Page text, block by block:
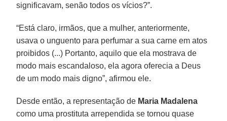
significavam, senão todos os vícios?”.
“Está claro, irmãos, que a mulher, anteriormente,
usava o unguento para perfumar a sua carne em atos
proibidos (...) Portanto, aquilo que ela mostrava de
modo mais escandaloso, ela agora oferecia a Deus
de um modo mais digno”, afirmou ele.
Desde então, a representação de Maria Madalena
como uma prostituta arrependida se tornou quase